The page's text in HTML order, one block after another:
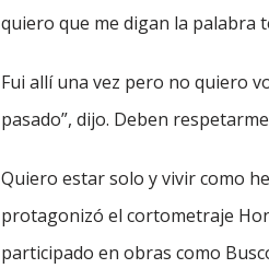
quiero que me digan la palabra
Fui allí una vez pero no quiero
pasado”, dijo. Deben
Quiero estar solo y vivir como
protagonizó el cortometraje
participado en obras como